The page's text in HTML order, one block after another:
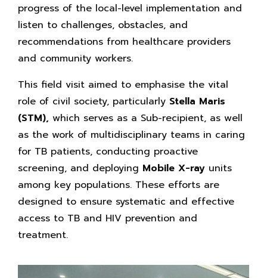
progress of the local-level implementation and
listen to challenges, obstacles, and
recommendations from healthcare providers
and community workers.
This field visit aimed to emphasise the vital
role of civil society, particularly Stella Maris
(STM), which serves as a Sub-recipient, as well
as the work of multidisciplinary teams in caring
for TB patients, conducting proactive
screening, and deploying Mobile X-ray units
among key populations. These efforts are
designed to ensure systematic and effective
access to TB and HIV prevention and
treatment.